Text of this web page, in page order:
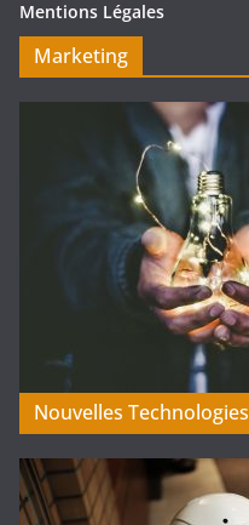
Mentions Légales
Marketing
Nouvelles Technologies